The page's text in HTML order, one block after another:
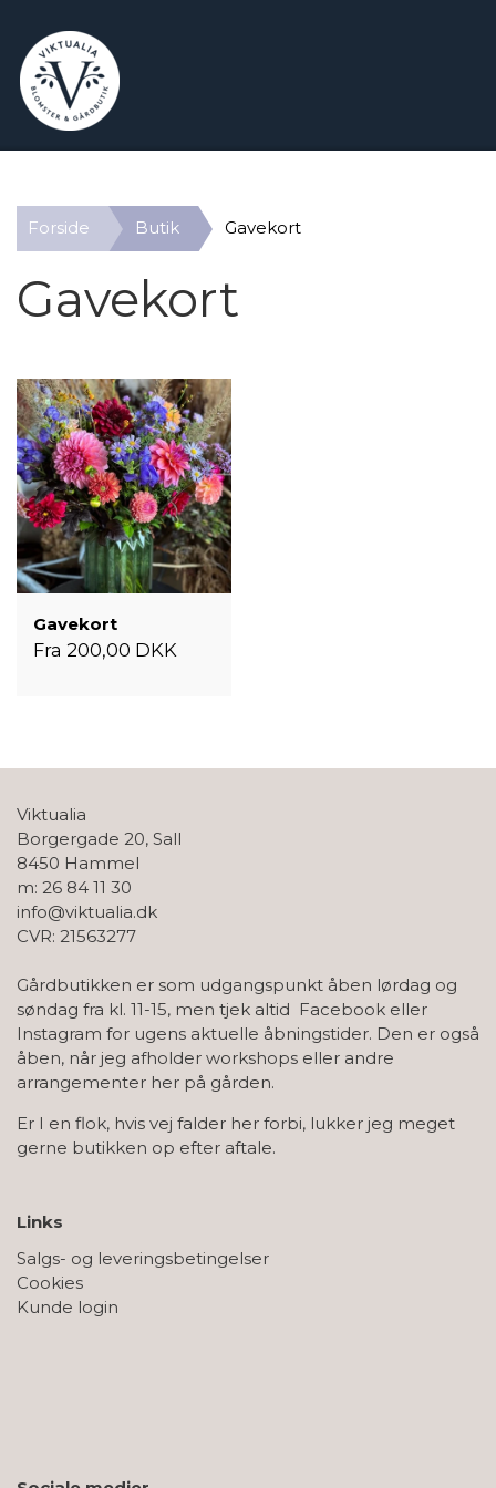
Forside Butik Gavekort
Gavekort
Gavekort
Fra 200,00 DKK
Viktualia
Borgergade 20, Sall
8450 Hammel
m: 26 84 11 30
info@viktualia.dk
CVR: 21563277
Gårdbutikken er som udgangspunkt åben lørdag og
søndag fra kl. 11-15, men tjek altid Facebook eller
Instagram for ugens aktuelle åbningstider. Den er også
åben, når jeg afholder workshops eller andre
arrangementer her på gården.
Er I en flok, hvis vej falder her forbi, lukker jeg meget
gerne butikken op efter aftale.
Links
Salgs- og leveringsbetingelser
Cookies
Kunde login